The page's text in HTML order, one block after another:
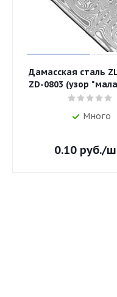
Дамасская сталь
ZD-0803 (узор
Много
0.10руб./